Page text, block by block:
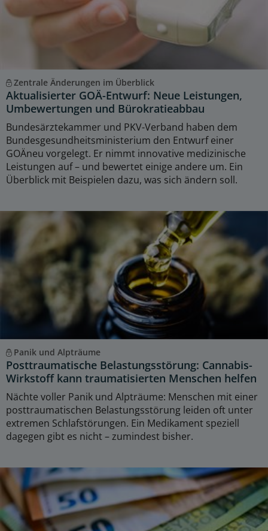
Zentrale Änderungen im Überblick
Aktualisierter GOÄ-Entwurf: Neue Leistungen,
Umbewertungen und Bürokratieabbau
Bundesärztekammer und PKV-Verband haben dem
Bundesgesundheitsministerium den Entwurf einer
GOÄneu vorgelegt. Er nimmt innovative medizinische
Leistungen auf – und bewertet einige andere um. Ein
Überblick mit Beispielen dazu, was sich ändern soll.
Panik und Alpträume
Posttraumatische Belastungsstörung: Cannabis-
Wirkstoff kann traumatisierten Menschen helfen
Nächte voller Panik und Alpträume: Menschen mit einer
posttraumatischen Belastungsstörung leiden oft unter
extremen Schlafstörungen. Ein Medikament speziell
dagegen gibt es nicht – zumindest bisher.